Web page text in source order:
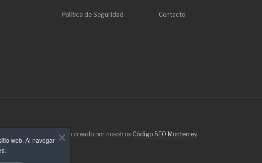
web. Al navegar
Política de Seguridad Contacto
reservados. Sitio creado por nosotros Código SEO Monterrey.